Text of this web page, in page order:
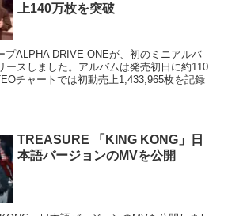
上140万枚を突破
プALPHA DRIVE ONEが、初のミニアルバ
ースしました。アルバムは発売初日に約110
チャートでは初動売上1,433,965枚を記録
TREASURE 「KING KONG」日
本語バージョンのMVを公開